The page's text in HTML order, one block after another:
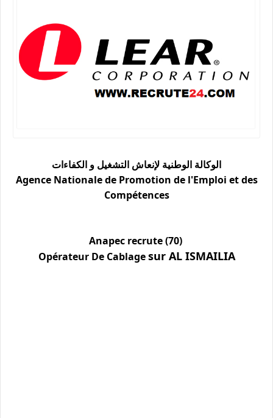
الوكالة الوطنية لإنعاش التشغيل و الكفاءات
Agence Nationale de Promotion de l'Emploi et des
Compétences
Anapec recrute (70)
Opérateur De Cablagesur AL ISMAILIA